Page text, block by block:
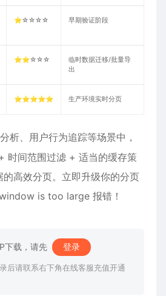
⭐☆☆☆☆ 早期验证阶段
⭐⭐☆☆☆
临时数据迁移/批量导
出
⭐⭐⭐⭐⭐ 生产环境实时分页
析、用户行为追踪等场景中，
时间范围过滤 + 适当的缓存策
高效分页。立即升级你的分页
is too large 报错！
下载，请先 登录
后请联系右下角在线客服充值开通